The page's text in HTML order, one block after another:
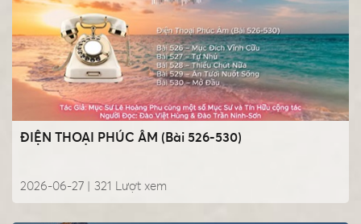
ĐIỆN THOẠI PHÚC ÂM (Bài 526-530)
2026-06-27 | Lượt xem
321